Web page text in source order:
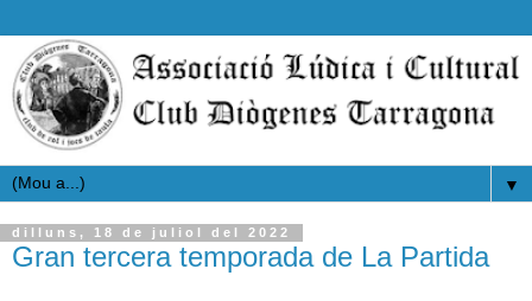
▼
dilluns, 18 de juliol del 2022
Gran tercera temporada de La Partida